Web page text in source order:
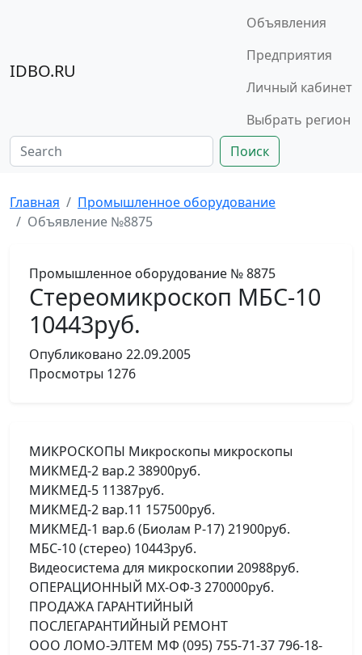
IDBO.RU
Объявления
Предприятия
Личный кабинет
Выбрать регион
Поиск
Главная
Промышленное оборудование
Объявление №8875
Промышленное оборудование № 8875
Стереомикроскоп МБС-10
10443руб.
Опубликовано 22.09.2005
Просмотры 1276
МИКРОСКОПЫ Микроскопы микроскопы
МИКМЕД-2 вар.2 38900руб.
МИКМЕД-5 11387руб.
МИКМЕД-2 вар.11 157500руб.
МИКМЕД-1 вар.6 (Биолам Р-17) 21900руб.
МБС-10 (стерео) 10443руб.
Видеосистема для микроскопии 20988руб.
ОПЕРАЦИОННЫЙ МХ-ОФ-3 270000руб.
ПРОДАЖА ГАРАНТИЙНЫЙ
ПОСЛЕГАРАНТИЙНЫЙ РЕМОНТ
ООО ЛОМО-ЭЛТЕМ МФ (095) 755-71-37 796-18-